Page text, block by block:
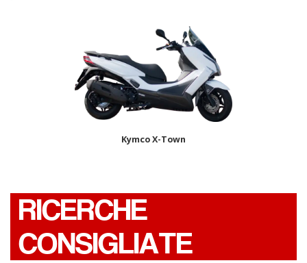
Kymco X-Town
RICERCHE
CONSIGLIATE